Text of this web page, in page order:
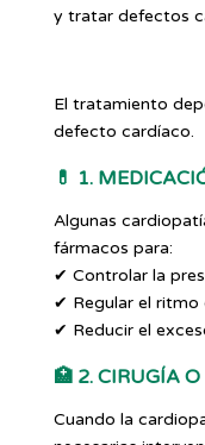
y tratar defectos
El tratamiento
defecto cardíaco.
💊 1.
Algunas
fármacos para:
✔ Controlar la
✔ Regular el ritmo
✔ Reducir el
🏥 2. CIRUGÍA
Cuando la